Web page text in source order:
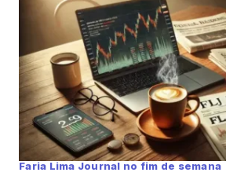
transição energética com má alocação
Petrobras […]
Faria Lima Journal no fim de semana